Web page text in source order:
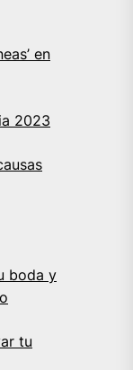
en
2023
boda y
tu